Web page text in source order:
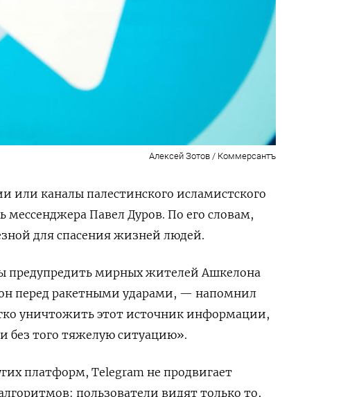
Алексей Зотов / Коммерсантъ
или каналы палестинского исламистского
мессенджера Павел Дуров. По его словам,
для спасения жизней людей.
предупредить мирных жителей Ашкелона
перед ракетными ударами, — напомнил
уничтожить этот источник информации,
без того тяжелую ситуацию».
платформ, Telegram не продвигает
пользователи видят только то,